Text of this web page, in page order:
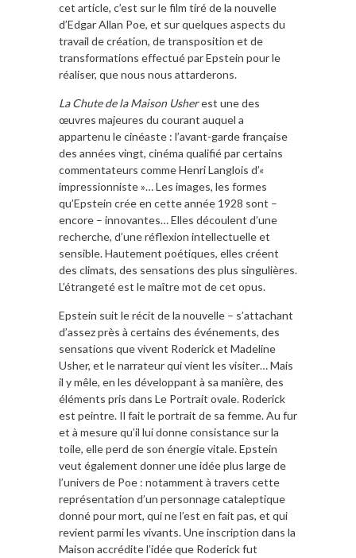
cet article, c’est sur le film tiré de la nouvelle
d’Edgar Allan Poe, et sur quelques aspects du
travail de création, de transposition et de
transformations effectué par Epstein pour le
réaliser, que nous nous attarderons.
La Chute de la Maison Usherest une des
œuvres majeures du courant auquel a
appartenu le cinéaste : l’avant-garde française
des années vingt, cinéma qualifié par certains
commentateurs comme Henri Langlois d’«
impressionniste »… Les images, les formes
qu’Epstein crée en cette année 1928 sont –
encore – innovantes… Elles découlent d’une
recherche, d’une réflexion intellectuelle et
sensible. Hautement poétiques, elles créent
des climats, des sensations des plus singulières.
L’étrangeté est le maître mot de cet opus.
Epstein suit le récit de la nouvelle – s’attachant
d’assez près à certains des événements, des
sensations que vivent Roderick et Madeline
Usher, et le narrateur qui vient les visiter… Mais
il y mêle, en les développant à sa manière, des
éléments pris dans Le Portrait ovale. Roderick
est peintre. Il fait le portrait de sa femme. Au fur
et à mesure qu’il lui donne consistance sur la
toile, elle perd de son énergie vitale. Epstein
veut également donner une idée plus large de
l’univers de Poe : notamment à travers cette
représentation d’un personnage cataleptique
donné pour mort, qui ne l’est en fait pas, et qui
revient parmi les vivants. Une inscription dans la
Maison accrédite l’idée que Roderick fut